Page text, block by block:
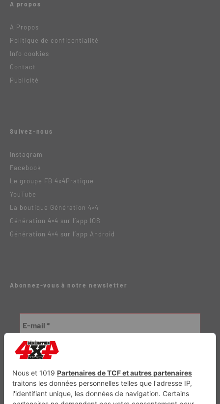
A propos
A Propos
Politique de confidentialité
Info cookies
Contact
Publicité
Suivez-nous
Instagram
Facebook
Le groupe FB 4x4Pratique
YouTube
La boutique Génération 4×4
Génération 4×4 sur l’app IOS
Génération 4×4 sur l’app Android
Abonnez-vous à notre newsletter